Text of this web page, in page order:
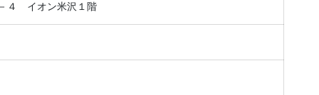
４ イオン米沢１階